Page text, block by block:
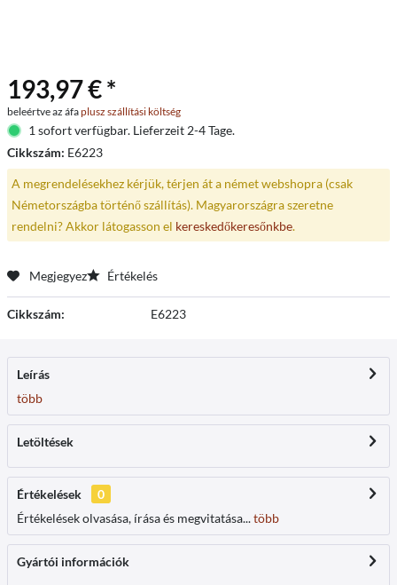
193,97 € *
beleértve az áfaplusz szállítási költség
1 sofort verfügbar. Lieferzeit 2-4 Tage.
Cikkszám: E6223
A megrendelésekhez kérjük, térjen át a német webshopra (csak
Németországba történő szállítás). Magyarországra szeretne
rendelni? Akkor látogasson el kereskedőkeresőnkbe.
Megjegyez Értékelés
Cikkszám: E6223
Leírás
több
Letöltések
Értékelések
0
Értékelések olvasása, írása és megvitatása...több
Gyártói információk